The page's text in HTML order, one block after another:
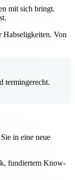
mit sich bringt.
Habseligkeiten. Von
termingerecht.
in eine neue
fundiertem Know-